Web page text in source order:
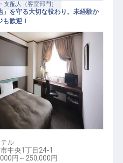
支配人（客室部門）
者（年間休日107日／
賞与年2回）
」を守る大切な役わり。未経験か
も歓迎！
ル
中央1丁目24-1
円～ 250,000円